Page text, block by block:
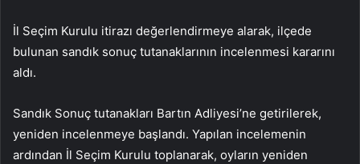
İl Seçim Kurulu itirazı değerlendirmeye alarak, ilçede
bulunan sandık sonuç tutanaklarının incelenmesi kararını
aldı.
Sandık Sonuç tutanakları Bartın Adliyesi’ne getirilerek,
yeniden incelenmeye başlandı. Yapılan incelemenin
ardından İl Seçim Kurulu toplanarak, oyların yeniden